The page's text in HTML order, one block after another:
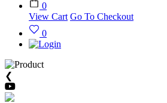
0
View Cart Go To Checkout
0
❮